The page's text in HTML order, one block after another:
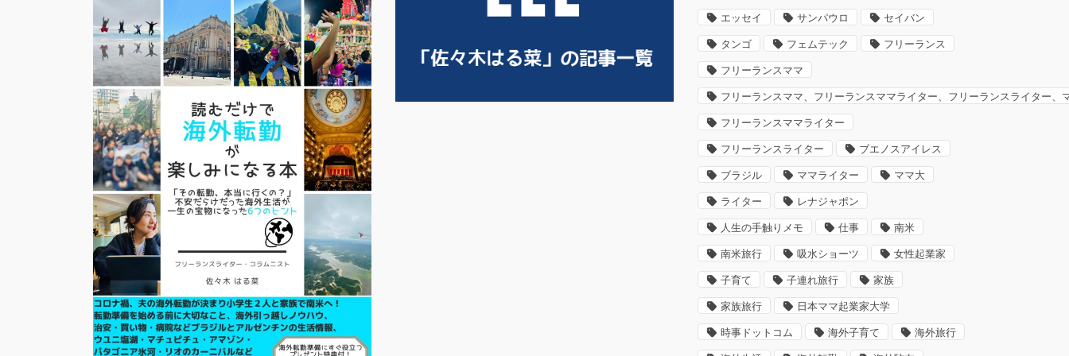
エッセイ サンパウロ セイバン
タンゴ フェムテック フリーランス
フリーランスママ
フリーランスママ、フリーランスママライター、フリーランスライター、
フリーランスママライター
フリーランスライター ブエノスアイレス
ブラジル ママライター ママ大
ライター レナジャポン
人生の手触りメモ 仕事 南米
南米旅行 吸水ショーツ 女性起業家
子育て 子連れ旅行 家族
家族旅行 日本ママ起業家大学
時事ドットコム 海外子育て 海外旅行